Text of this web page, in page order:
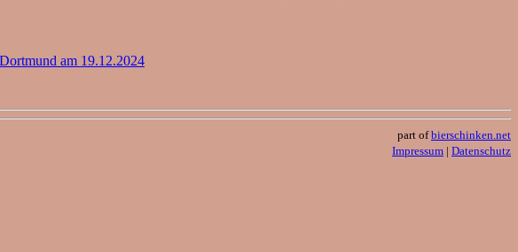
am 19.12.2024
part ofbierschinken.net
Impressum | Datenschutz